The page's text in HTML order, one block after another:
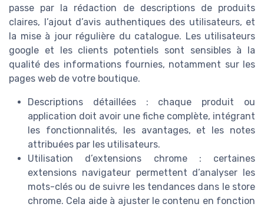
passe par la rédaction de descriptions de produits
claires, l’ajout d’avis authentiques des utilisateurs, et
la mise à jour régulière du catalogue. Les utilisateurs
google et les clients potentiels sont sensibles à la
qualité des informations fournies, notamment sur les
pages web de votre boutique.
Descriptions détaillées : chaque produit ou
application doit avoir une fiche complète, intégrant
les fonctionnalités, les avantages, et les notes
attribuées par les utilisateurs.
Utilisation d’extensions chrome : certaines
extensions navigateur permettent d’analyser les
mots-clés ou de suivre les tendances dans le store
chrome. Cela aide à ajuster le contenu en fonction